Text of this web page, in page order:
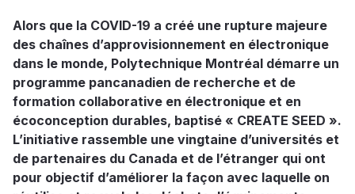
Alors que la COVID-19 a créé une rupture majeure
des chaînes d’approvisionnement en électronique
dans le monde, Polytechnique Montréal démarre un
programme pancanadien de recherche et de
formation collaborative en électronique et en
écoconception durables, baptisé « CREATE SEED ».
L’initiative rassemble une vingtaine d’universités et
de partenaires du Canada et de l’étranger qui ont
pour objectif d’améliorer la façon avec laquelle on